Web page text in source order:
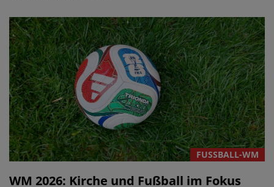
FUSSBALL-WM
WM 2026: Kirche und Fußball im Fokus